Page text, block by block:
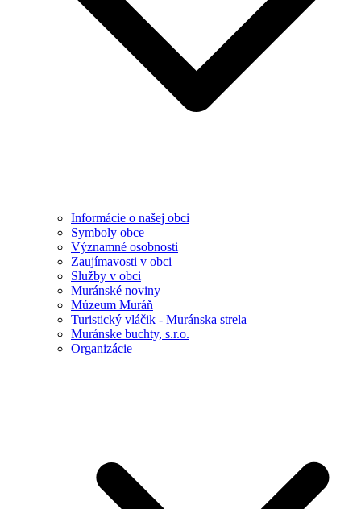
Informácie o našej obci
Symboly obce
Významné osobnosti
Zaujímavosti v obci
Služby v obci
Muránské noviny
Múzeum Muráň
Turistický vláčik - Muránska strela
Muránske buchty, s.r.o.
Organizácie